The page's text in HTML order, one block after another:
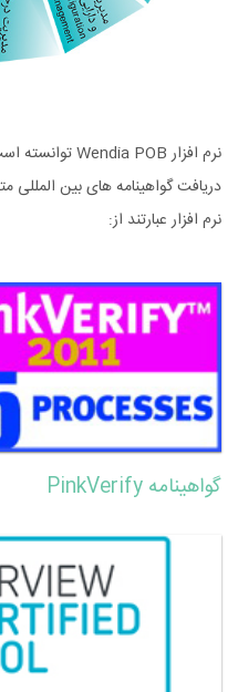
دریافت گواهینامه های بین المللی
نرم افزار عبارتند از:
گواهینامه PinkVerify